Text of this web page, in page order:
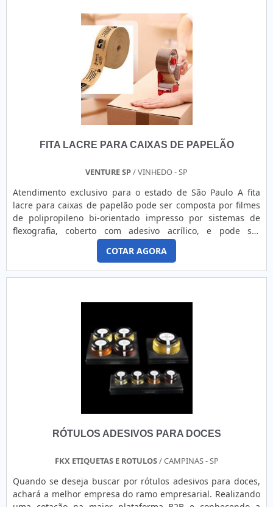
FITA LACRE PARA CAIXAS DE PAPELÃO
VENTURE SP/ VINHEDO - SP
Atendimento exclusivo para o estado de São Paulo A fita
lacre para caixas de papelão pode ser composta por filmes
de polipropileno bi-orientado impresso por sistemas de
flexografia, coberto com adesivo acrílico, e pode ser
encontrada no mercado nas cores branco ou vermelho. Este
material é muito usado para fechamentos, identificações,
marcações e diferenciações, podendo ser aplicado em
situações como: Fechamento de caixa de papelão;
COTAR AGORA
RÓTULOS ADESIVOS PARA DOCES
FKX ETIQUETAS E ROTULOS/ CAMPINAS - SP
Quando se deseja buscar por rótulos adesivos para doces,
achará a melhor empresa do ramo empresarial. Realizando